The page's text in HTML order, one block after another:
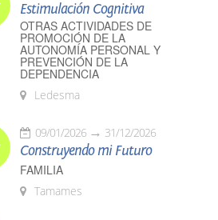
Estimulación Cognitiva
OTRAS ACTIVIDADES DE
PROMOCIÓN DE LA
AUTONOMÍA PERSONAL Y
PREVENCIÓN DE LA
DEPENDENCIA
Ledesma
09/01/2026 31/12/2026
Construyendo mi Futuro
FAMILIA
Tamames